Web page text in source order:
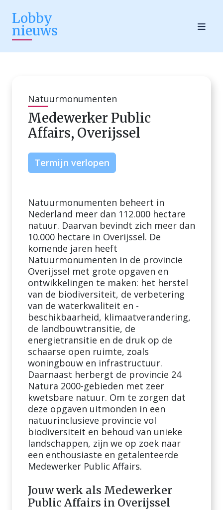
Lobby
nieuws
Natuurmonumenten
Medewerker Public
Affairs, Overijssel
Termijn verlopen
Natuurmonumenten beheert in
Nederland meer dan 112.000 hectare
natuur. Daarvan bevindt zich meer dan
10.000 hectare in Overijssel. De
komende jaren heeft
Natuurmonumenten in de provincie
Overijssel met grote opgaven en
ontwikkelingen te maken: het herstel
van de biodiversiteit, de verbetering
van de waterkwaliteit en -
beschikbaarheid, klimaatverandering,
de landbouwtransitie, de
energietransitie en de druk op de
schaarse open ruimte, zoals
woningbouw en infrastructuur.
Daarnaast herbergt de provincie 24
Natura 2000-gebieden met zeer
kwetsbare natuur. Om te zorgen dat
deze opgaven uitmonden in een
natuurinclusieve provincie vol
biodiversiteit en behoud van unieke
landschappen, zijn we op zoek naar
een enthousiaste en getalenteerde
Medewerker Public Affairs.
Jouw werk als Medewerker
Public Affairs in Overijssel